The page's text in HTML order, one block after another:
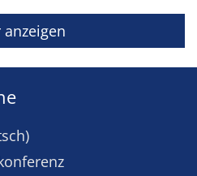
anzeigen